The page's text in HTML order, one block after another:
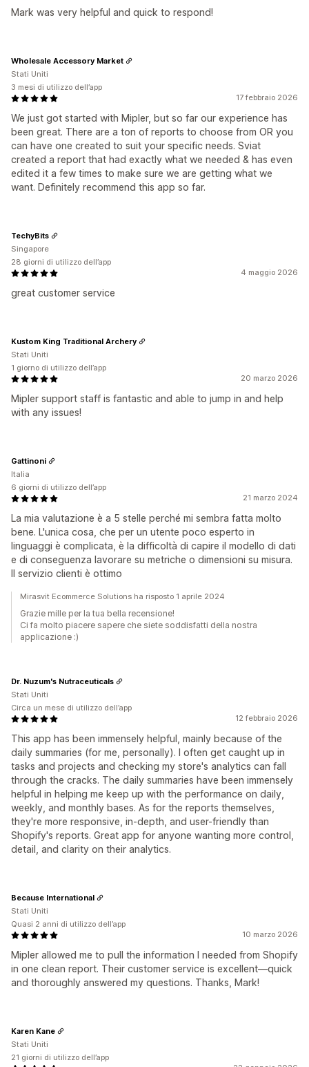
Mark was very helpful and quick to respond!
17 febbraio 2026
We just got started with Mipler, but so far our experience has
been great. There are a ton of reports to choose from OR you
can have one created to suit your specific needs. Sviat
created a report that had exactly what we needed & has even
edited it a few times to make sure we are getting what we
want. Definitely recommend this app so far.
Wholesale Accessory Market
Stati Uniti
3 mesi di utilizzo dell’app
4 maggio 2026
great customer service
TechyBits
Singapore
28 giorni di utilizzo dell’app
20 marzo 2026
Mipler support staff is fantastic and able to jump in and help
with any issues!
Kustom King Traditional Archery
Stati Uniti
1 giorno di utilizzo dell’app
21 marzo 2024
La mia valutazione è a 5 stelle perché mi sembra fatta molto
bene. L'unica cosa, che per un utente poco esperto in
linguaggi è complicata, è la difficoltà di capire il modello di dati
e di conseguenza lavorare su metriche o dimensioni su misura.
Il servizio clienti è ottimo
Gattinoni
Italia
6 giorni di utilizzo dell’app
Mirasvit Ecommerce Solutions ha risposto 1 aprile 2024
Grazie mille per la tua bella recensione!
Ci fa molto piacere sapere che siete soddisfatti della nostra
applicazione :)
12 febbraio 2026
This app has been immensely helpful, mainly because of the
daily summaries (for me, personally). I often get caught up in
tasks and projects and checking my store's analytics can fall
through the cracks. The daily summaries have been immensely
helpful in helping me keep up with the performance on daily,
weekly, and monthly bases. As for the reports themselves,
they're more responsive, in-depth, and user-friendly than
Shopify's reports. Great app for anyone wanting more control,
detail, and clarity on their analytics.
Dr. Nuzum's Nutraceuticals
Stati Uniti
Circa un mese di utilizzo dell’app
10 marzo 2026
Mipler allowed me to pull the information I needed from Shopify
in one clean report. Their customer service is excellent—quick
and thoroughly answered my questions. Thanks, Mark!
Because International
Stati Uniti
Quasi 2 anni di utilizzo dell’app
Karen Kane
Stati Uniti
21 giorni di utilizzo dell’app